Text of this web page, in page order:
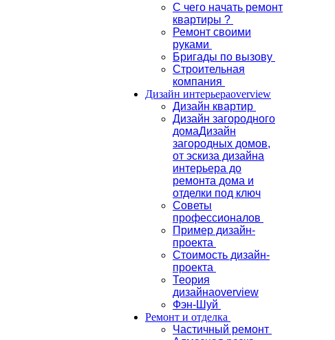
С чего начать ремонт
квартиры ?
Ремонт своими
руками
Бригады по вызову
Строительная
компания
Дизайн интерьераoverview
Дизайн квартир
Дизайн загородного
домаДизайн
загородных домов,
от эскиза дизайна
интерьера до
ремонта дома и
отделки под ключ
Советы
профессионалов
Пример дизайн-
проекта
Стоимость дизайн-
проекта
Теория
дизайнаoverview
Фэн-Шуй
Ремонт и отделка
Частичный ремонт